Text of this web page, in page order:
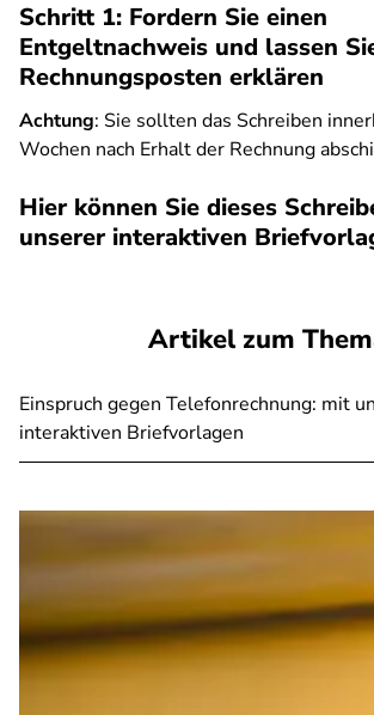
Schritt 1: Fordern Sie einen
Entgeltnachweis und lassen
Rechnungsposten erklären
Achtung: Sie sollten das Schreiben
Wochen nach Erhalt der Rechnung
Hier können Sie dieses
unserer interaktiven
Artikel zum
Einspruch gegen Telefonrechnung: mit
interaktiven Briefvorlagen